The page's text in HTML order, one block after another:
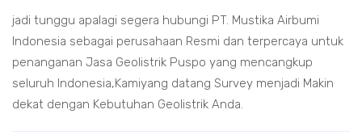
jadi tunggu apalagi segera hubungi PT. Mustika Airbumi
Indonesia sebagai perusahaan Resmi dan terpercaya untuk
penanganan Jasa Geolistrik Puspo yang mencangkup
seluruh Indonesia,Kamiyang datang Survey menjadi Makin
dekat dengan Kebutuhan Geolistrik Anda.